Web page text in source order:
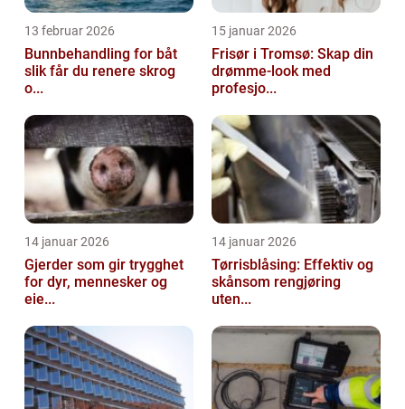
13 februar 2026
Bunnbehandling for båt
slik får du renere skrog
o...
15 januar 2026
Frisør i Tromsø: Skap din
drømme-look med
profesjo...
14 januar 2026
Gjerder som gir trygghet
for dyr, mennesker og
eie...
14 januar 2026
Tørrisblåsing: Effektiv og
skånsom rengjøring
uten...